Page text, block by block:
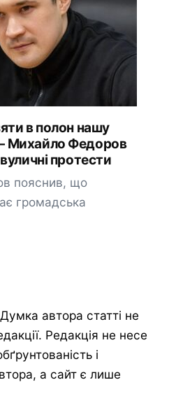
в полон нашу
Михайло Федоров
протести
пояснив, що
громадська
автора статті не
Редакція не несе
і
а сайт є лише